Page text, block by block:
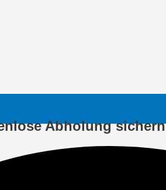
Abholung sichern